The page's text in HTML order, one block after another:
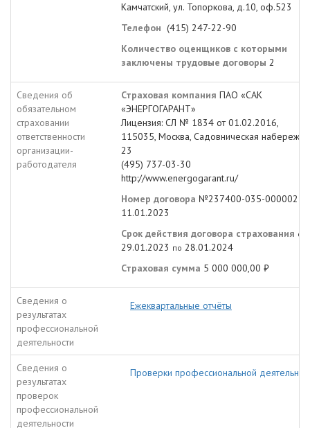
Камчатский, ул. Топоркова, д.10, оф.523
Телефон (415) 247-22-90
Количество оценщиков с которыми
заключены трудовые договоры 2
Сведения об
обязательном
страховании
ответственности
организации-
работодателя
Страховая компания ПАО «САК
«ЭНЕРГОГАРАНТ»
Лицензия: СЛ № 1834 от 01.02.2016,
115035, Москва, Садовническая
23
(495) 737-03-30
http://www.energogarant.ru/
Номер договора №237400-035-000002
11.01.2023
Срок действия договора страхования с
29.01.2023 по 28.01.2024
Страховая сумма 5 000 000,00 ₽
Сведения о
результатах
профессиональной
деятельности
Ежеквартальные отчёты
Сведения о
результатах
проверок
профессиональной
деятельности
Проверки профессиональной